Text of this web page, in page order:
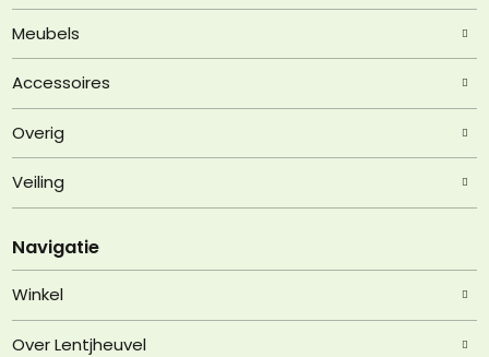
Meubels
Accessoires
Overig
Veiling
Navigatie
Winkel
Over Lentjheuvel